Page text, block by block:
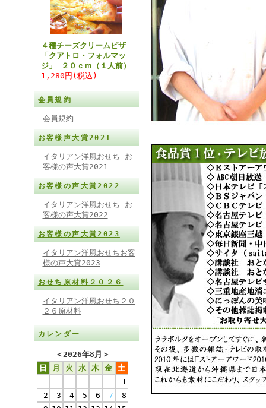
４種チーズクリームピザ
「クアトロ・フォルマッ
ジ」 ２０ｃｍ（１人前）
1,280円(税込)
会員規約
会員規約
お客様声大賞2021
イタリアン洋風おせち お
客様の声大賞2021
お客様の声大賞2022
イタリアン洋風おせち お
客様の声大賞2022
お客様の声大賞2023
イタリアン洋風おせちお客
様の声大賞2023
おせち原材料２０２６
イタリアン洋風おせち２０
２６原材料
カレンダー
＜2026年8月 ＞
日
月 火 水 木 金 土
1
2
3 4 5 6 7
8